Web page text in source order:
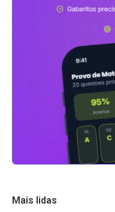
Mais lidas